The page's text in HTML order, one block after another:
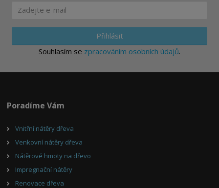
Přihlásit
Souhlasím se zpracováním osobních údajů.
Poradíme Vám
Vnitřní nátěry dřeva
Venkovní nátěry dřeva
Nátěrové hmoty na dřevo
Impregnační nátěry
Renovace dřeva